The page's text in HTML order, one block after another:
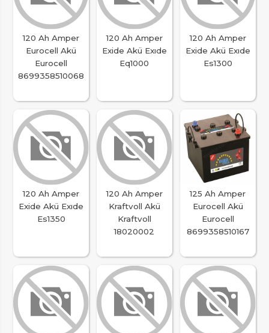
120 Ah Amper
Eurocell Akü
Eurocell
8699358510068
120 Ah Amper
Exide Akü Exıde
Eq1000
120 Ah Amper
Exide Akü Exıde
Es1300
120 Ah Amper
Exide Akü Exıde
Es1350
120 Ah Amper
Kraftvoll Akü
Kraftvoll
18020002
125 Ah Amper
Eurocell Akü
Eurocell
8699358510167